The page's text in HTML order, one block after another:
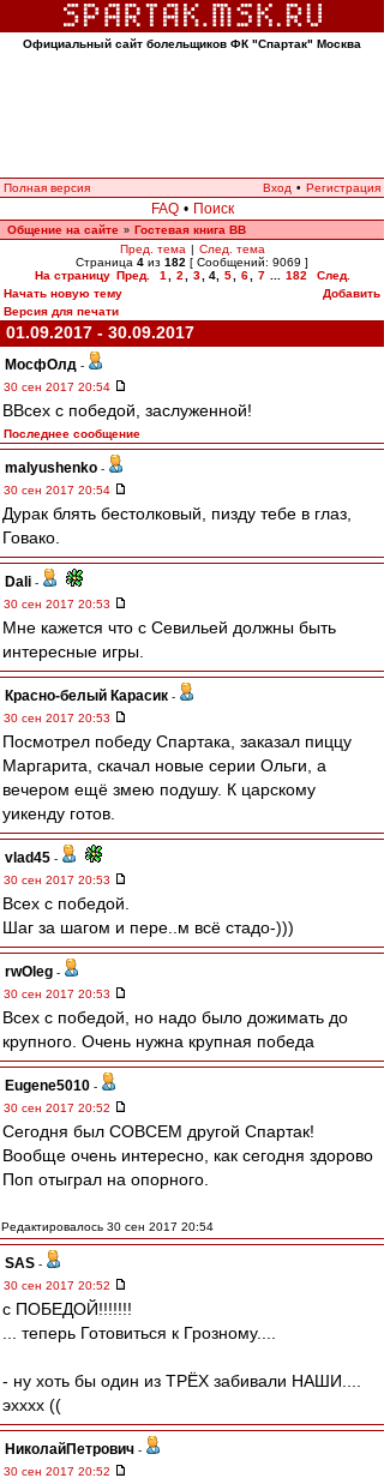
Официальный сайт болельщиков ФК "Спартак" Москва
Полная версия Вход • Регистрация
FAQ • Поиск
Общение на сайте » Гостевая книга ВВ
Пред. тема | След. тема
Страница 4 из 182 [ Сообщений: 9069 ]
На страницу Пред. 1 2 3 4, 5 6 7 182
След.
Начать новую тему
Добавить
Версия для печати
01.09.2017 - 30.09.2017
МосфОлд -
30 сен 2017 20:54
ВВсех с победой, заслуженной!
Последнее сообщение
malyushenko -
30 сен 2017 20:54
Дурак блять бестолковый, пизду тебе в глаз,
Говако.
Dali -
30 сен 2017 20:53
Мне кажется что с Севильей должны быть
интересные игры.
Красно-белый Карасик -
30 сен 2017 20:53
Посмотрел победу Спартака, заказал пиццу
Маргарита, скачал новые серии Ольги, а
вечером ещё змею подушу. К царскому
уикенду готов.
vlad45 -
30 сен 2017 20:53
Всех с победой.
Шаг за шагом и пере..м всё стадо-)))
rwOleg -
30 сен 2017 20:53
Всех с победой, но надо было дожимать до
крупного. Очень нужна крупная победа
Eugene5010 -
30 сен 2017 20:52
Сегодня был СОВСЕМ другой Спартак!
Вообще очень интересно, как сегодня здорово
Поп отыграл на опорного.
Редактировалось 30 сен 2017 20:54
SAS -
30 сен 2017 20:52
с ПОБЕДОЙ!!!!!!!
... теперь Готовиться к Грозному....
- ну хоть бы один из ТРЁХ забивали НАШИ....
эхххх ((
НиколайПетрович -
30 сен 2017 20:52